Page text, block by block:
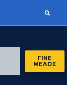
ΓΙΝΕ
ΜΕΛΟΣ